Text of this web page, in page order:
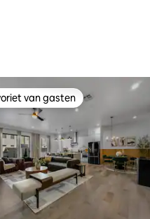
van gasten
van gasten